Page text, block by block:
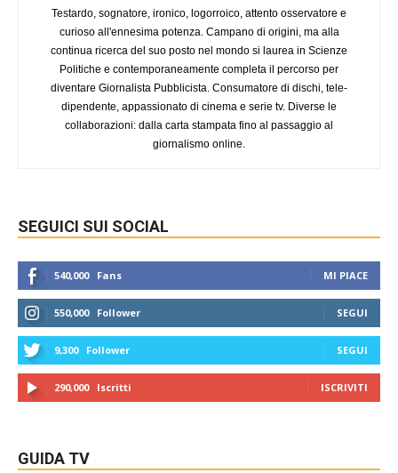
Testardo, sognatore, ironico, logorroico, attento osservatore e
curioso all'ennesima potenza. Campano di origini, ma alla
continua ricerca del suo posto nel mondo si laurea in Scienze
Politiche e contemporaneamente completa il percorso per
diventare Giornalista Pubblicista. Consumatore di dischi, tele-
dipendente, appassionato di cinema e serie tv. Diverse le
collaborazioni: dalla carta stampata fino al passaggio al
giornalismo online.
SEGUICI SUI SOCIAL
540,000 Fans MI PIACE
550,000 Follower SEGUI
9,300 Follower SEGUI
290,000 Iscritti ISCRIVITI
GUIDA TV